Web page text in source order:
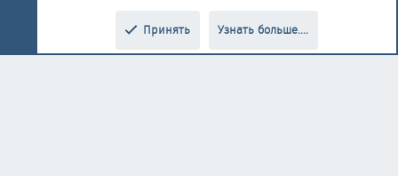
add-ons by ThemeHouse Перевод от Jumuro®
Принять Узнать больше....